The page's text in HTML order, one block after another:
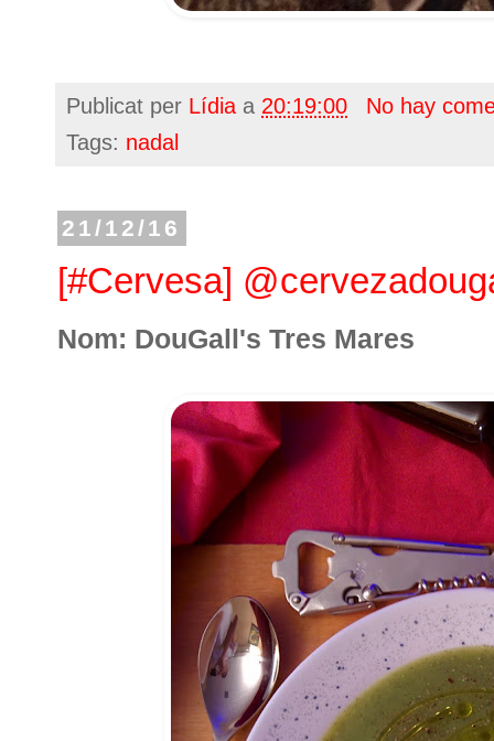
Publicat per Lídia a 20:19:00
No hay
Tags: nadal
21/12/16
[#Cervesa]
Nom: DouGall's Tres Mares